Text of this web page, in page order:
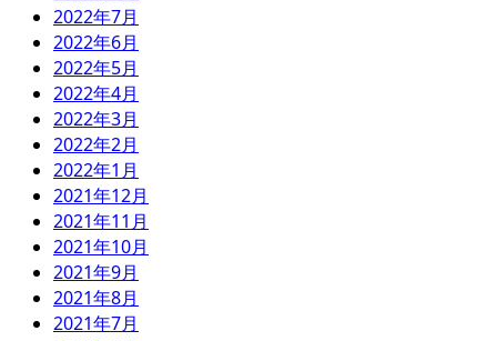
2022年7月
2022年6月
2022年5月
2022年4月
2022年3月
2022年2月
2022年1月
2021年12月
2021年11月
2021年10月
2021年9月
2021年8月
2021年7月